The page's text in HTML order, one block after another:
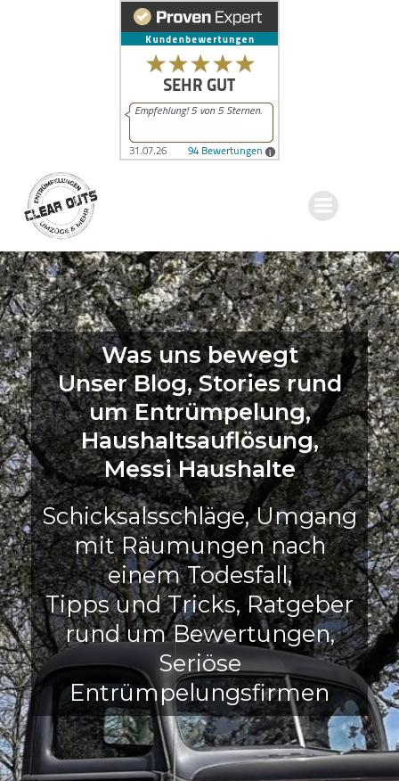
Was uns bewegt
Unser Blog, Stories rund
um Entrümpelung,
Haushaltsauflösung,
Messi Haushalte
Schicksalsschläge, Umgang
mit Räumungen nach
einem Todesfall,
Tipps und Tricks, Ratgeber
rund um Bewertungen,
Seriöse
Entrümpelungsfirmen